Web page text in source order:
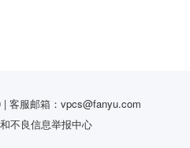
客服邮箱：vpcs@fanyu.com
不良信息举报中心